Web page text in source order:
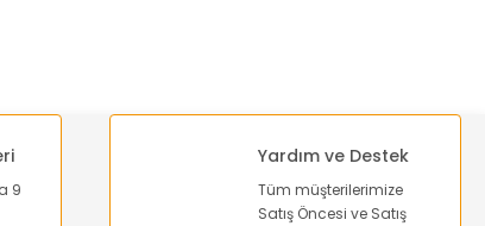
Toggle Switch
9
Yardım ve Destek
Tüm müşterilerimize
Satış Öncesi ve Satış